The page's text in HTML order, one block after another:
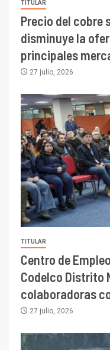
TITULAR
Precio del cobre
disminuye la
principales
27 julio, 2026
TITULAR
Centro de
Codelco Distrito
colaboradoras
27 julio, 2026